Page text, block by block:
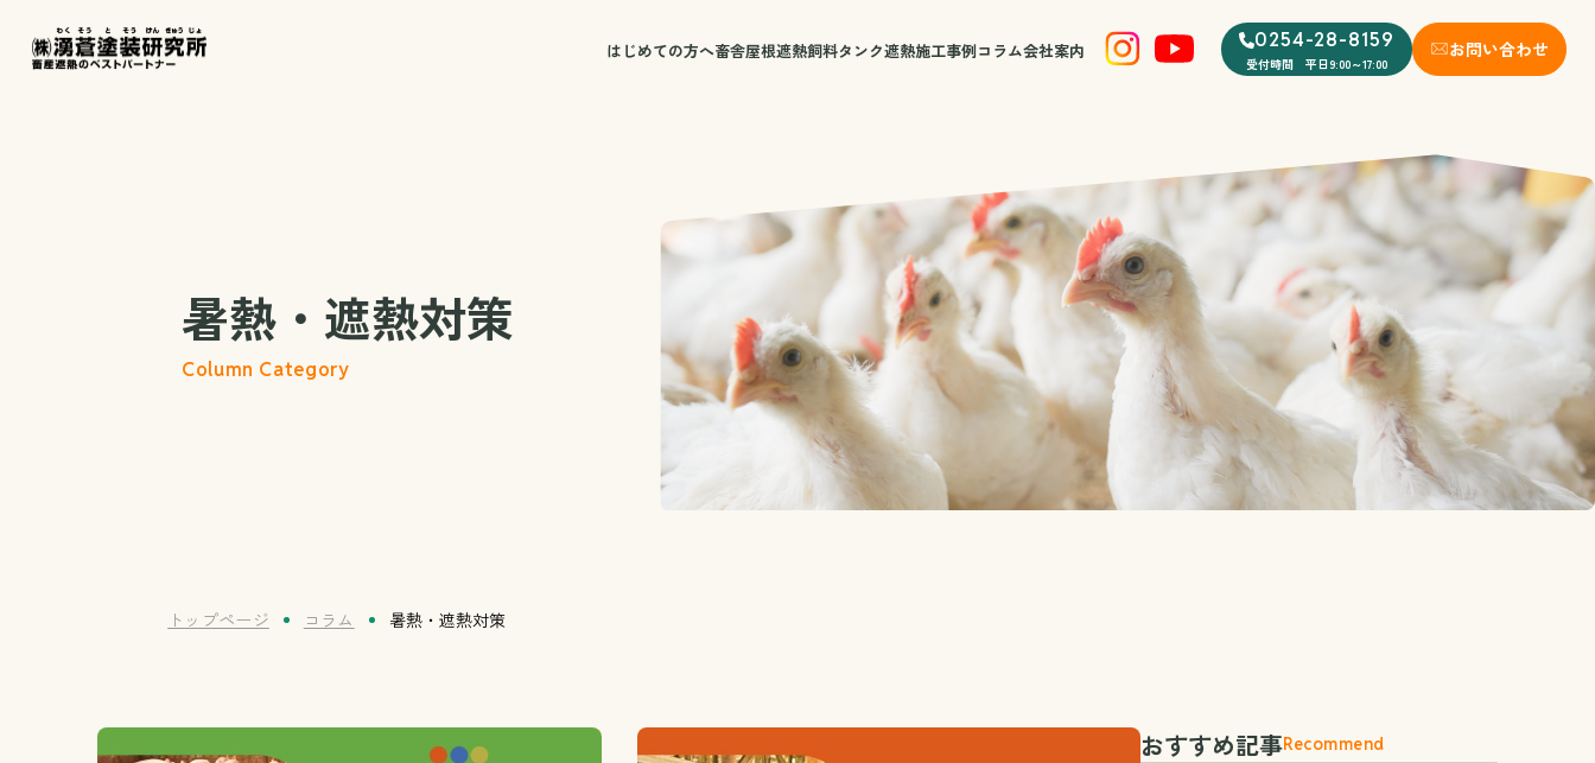
はじめての方へ畜舎屋根遮熱飼料タンク遮熱施工事例コラム会社案内 0254-28-8159
受付時間 平日9:00～17:00
お問い合わせ
暑熱・遮熱対策
Column Category
トップページ コラム 暑熱・遮熱対策
おすすめ記事Recommend